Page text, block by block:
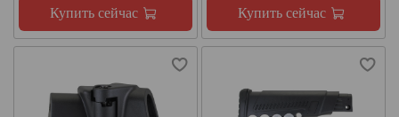
Купить сейчас Купить сейчас